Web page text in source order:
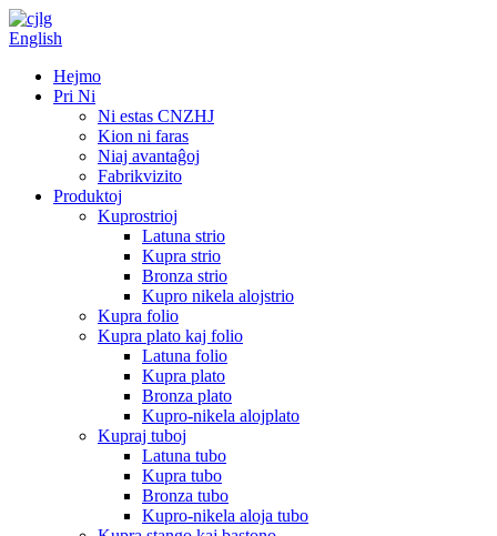
English
Hejmo
Pri Ni
Ni estas CNZHJ
Kion ni faras
Niaj avantaĝoj
Fabrikvizito
Produktoj
Kuprostrioj
Latuna strio
Kupra strio
Bronza strio
Kupro nikela alojstrio
Kupra folio
Kupra plato kaj folio
Latuna folio
Kupra plato
Bronza plato
Kupro-nikela alojplato
Kupraj tuboj
Latuna tubo
Kupra tubo
Bronza tubo
Kupro-nikela aloja tubo